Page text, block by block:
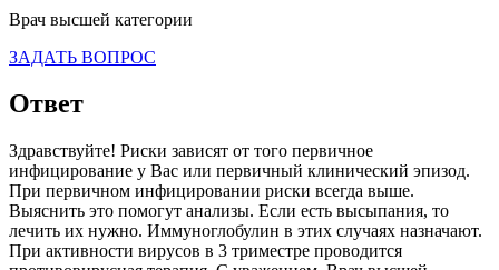
Врач высшей категории
ЗАДАТЬ ВОПРОС
Ответ
Здравствуйте! Риски зависят от того первичное
инфицирование у Вас или первичный клинический эпизод.
При первичном инфицировании риски всегда выше.
Выяснить это помогут анализы. Если есть высыпания, то
лечить их нужно. Иммуноглобулин в этих случаях назначают.
При активности вирусов в 3 триместре проводится